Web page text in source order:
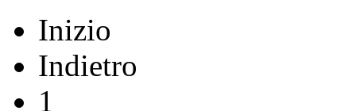
Inizio
Indietro
1